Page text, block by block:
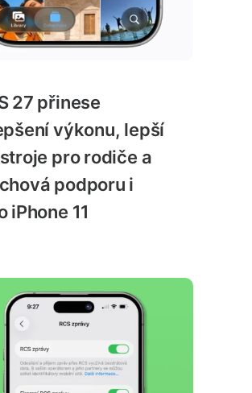
27 přinese
výkonu, lepší
pro rodiče a
podporu i
iPhone 11